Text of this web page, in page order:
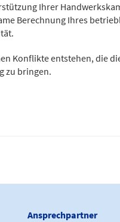
Ihrer
Berechnung Ihres
Konflikte entstehen, die
zu bringen.
Ansprechpartner